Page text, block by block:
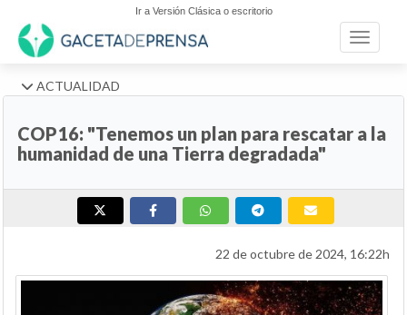
Ir a Versión Clásica o escritorio
Toggle
ACTUALIDAD
COP16: "Tenemos un plan para rescatar a la
humanidad de una Tierra degradada"
22 de octubre de 2024, 16:22h